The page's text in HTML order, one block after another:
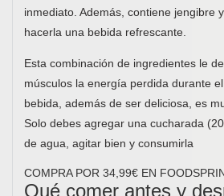
inmediato. Además, contiene jengibre
hacerla una bebida refrescante.
Esta combinación de ingredientes le
músculos la energía perdida durante
bebida, además de ser deliciosa, es
Solo debes agregar una cucharada
de agua, agitar bien y consumirla
COMPRA POR 34,99€ EN
Qué comer antes y